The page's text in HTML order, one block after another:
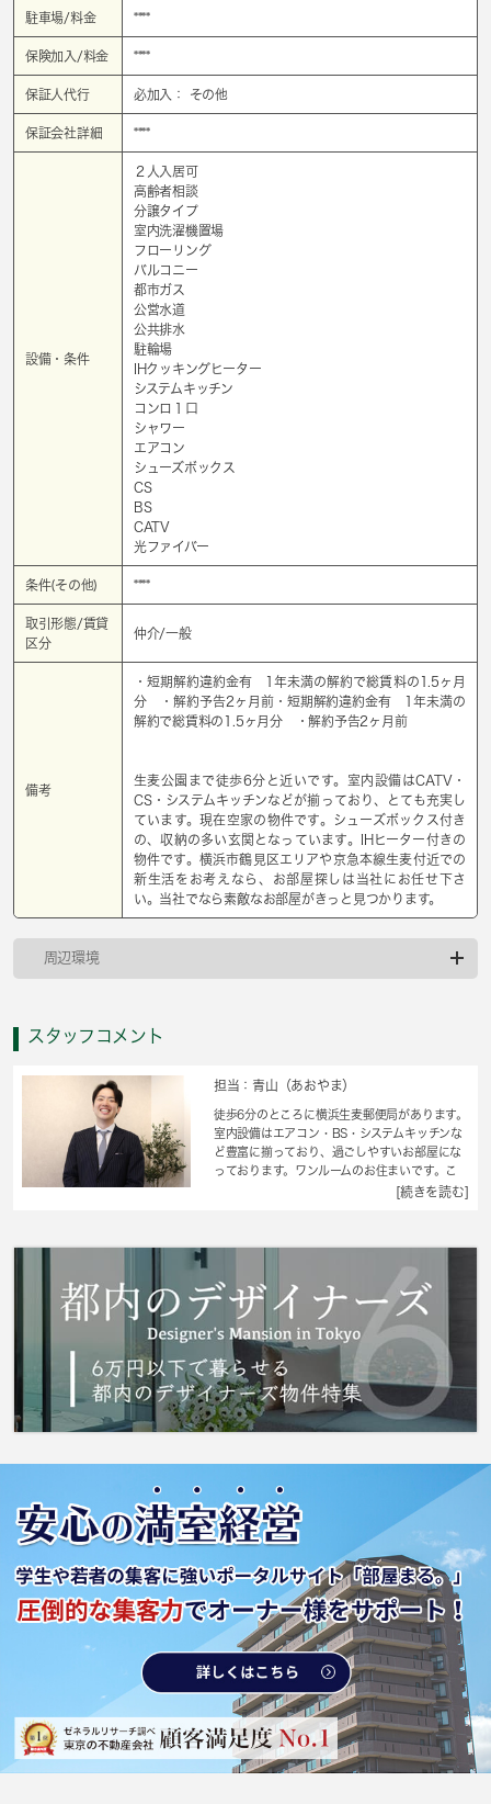
駐車場/料金 ****
保険加入/料金 ****
保証人代行 必加入： その他
保証会社詳細 ****
設備・条件
２人入居可
高齢者相談
分譲タイプ
室内洗濯機置場
フローリング
バルコニー
都市ガス
公営水道
公共排水
駐輪場
IHクッキングヒーター
システムキッチン
コンロ１口
シャワー
エアコン
シューズボックス
CS
BS
CATV
光ファイバー
条件(その他) ****
取引形態/賃貸
区分
仲介/一般
備考
・短期解約違約金有 1年未満の解約で総賃料の1.5ヶ月
分 ・解約予告2ヶ月前・短期解約違約金有 1年未満の
解約で総賃料の1.5ヶ月分 ・解約予告2ヶ月前
生麦公園まで徒歩6分と近いです。室内設備はCATV・
CS・システムキッチンなどが揃っており、とても充実し
ています。現在空家の物件です。シューズボックス付き
の、収納の多い玄関となっています。IHヒーター付きの
物件です。横浜市鶴見区エリアや京急本線生麦付近での
新生活をお考えなら、お部屋探しは当社にお任せ下さ
い。当社でなら素敵なお部屋がきっと見つかります。
周辺環境
スタッフコメント
担当：青山（あおやま）
徒歩6分のところに横浜生麦郵便局があります。
室内設備はエアコン・BS・システムキッチンな
ど豊富に揃っており、過ごしやすいお部屋にな
っております。ワンルームのお住まいです。こ
ちらのマンションは月々の家賃が3.6万円です。
急本線生麦付近のことなら、当社までお気軽に
っと見つかります。
[続きを読む]